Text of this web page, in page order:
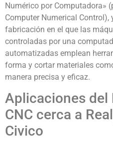
Numérico por Computadora»
Computer Numerical Control),
fabricación en el que las
controladas por una
automatizadas emplean
forma y cortar materiales
manera precisa y eficaz.
Aplicaciones del
CNC cerca a
Civico